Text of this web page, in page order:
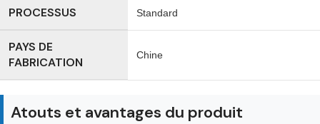
PROCESSUS Standard
PAYS DE
FABRICATION
Chine
Atouts et avantages du produit